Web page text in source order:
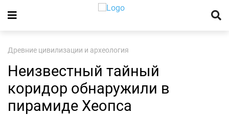
Древние цивилизации и археология
Неизвестный тайный
коридор обнаружили в
пирамиде Хеопса